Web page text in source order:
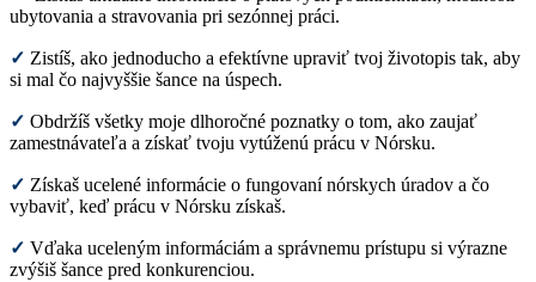
ubytovania a stravovania pri sezónnej práci.
✓ Zistíš, ako jednoducho a efektívne upraviť tvoj životopis tak, aby
si mal čo najvyššie šance na úspech.
✓ Obdržíš všetky moje dlhoročné poznatky o tom, ako zaujať
zamestnávateľa a získať tvoju vytúženú prácu v Nórsku.
✓ Získaš ucelené informácie o fungovaní nórskych úradov a čo
vybaviť, keď prácu v Nórsku získaš.
✓ Vďaka uceleným informáciám a správnemu prístupu si výrazne
zvýšiš šance pred konkurenciou.